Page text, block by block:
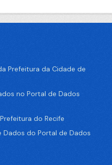
Prefeitura da Cidade de
no Portal de Dados
do Recife
do Portal de Dados